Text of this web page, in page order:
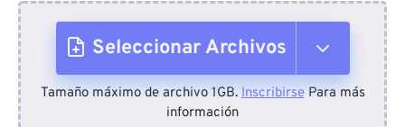
Seleccionar Archivos
Desde el dispositivo
Tamaño máximo de archivo 1GB.InscribirsePara más
información